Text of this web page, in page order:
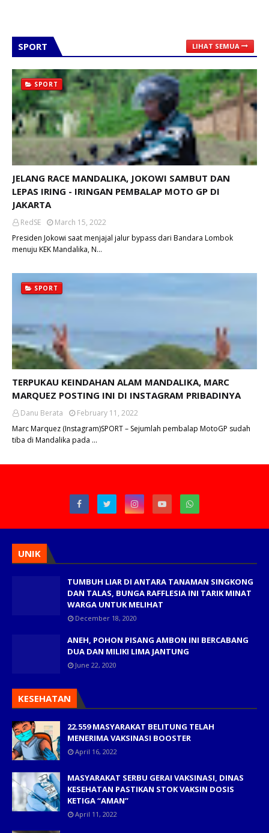
SPORT LIHAT SEMUA
SPORT
JELANG RACE MANDALIKA, JOKOWI SAMBUT DAN
LEPAS IRING - IRINGAN PEMBALAP MOTO GP DI
JAKARTA
RedSE
March 15, 2022
Presiden Jokowi saat menjajal jalur bypass dari Bandara Lombok
menuju KEK Mandalika, N…
SPORT
TERPUKAU KEINDAHAN ALAM MANDALIKA, MARC
MARQUEZ POSTING INI DI INSTAGRAM PRIBADINYA
Danu Berata
February 11, 2022
Marc Marquez (Instagram)SPORT – Sejumlah pembalap MotoGP sudah
tiba di Mandalika pada …
UNIK
TUMBUH LIAR DI ANTARA TANAMAN SINGKONG
DAN TALAS, BUNGA RAFFLESIA INI TARIK MINAT
WARGA UNTUK MELIHAT
December 18, 2020
ANEH, POHON PISANG AMBON INI BERCABANG
DUA DAN MILIKI LIMA JANTUNG
June 22, 2020
KESEHATAN
22.559 MASYARAKAT BELITUNG TELAH
MENERIMA VAKSINASI BOOSTER
April 16, 2022
MASYARAKAT SERBU GERAI VAKSINASI, DINAS
KESEHATAN PASTIKAN STOK VAKSIN DOSIS
KETIGA “AMAN”
April 11, 2022